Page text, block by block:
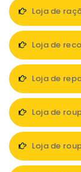
Loja de
Loja de
Loja de
Loja de
Loja de